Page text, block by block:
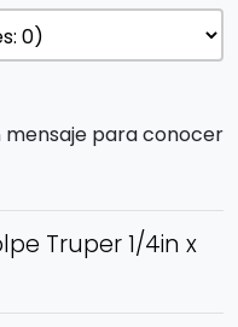
para conocer
Truper 1/4in x